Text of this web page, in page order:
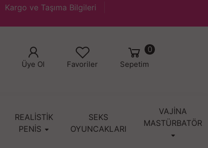
Kargo ve Taşıma Bilgileri
Sepetim
0
Favoriler
Üye Ol
REALİSTİK
PENİS
SEKS
OYUNCAKLARI
VAJİNA
MASTÜRBATÖR